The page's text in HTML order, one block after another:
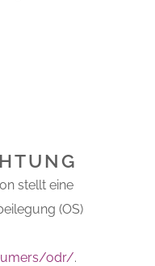
stellt eine
(OS)
odr/.